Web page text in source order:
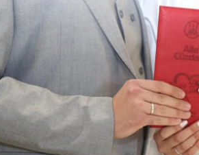
Sinop
Sivas
Tekirdağ
Tokat
Trabzon
Tunceli